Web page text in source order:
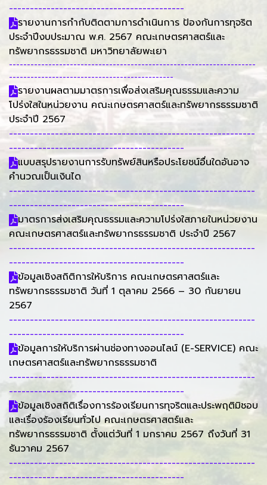
------------------------------------------
รายงานการกำกับติดตามการดำเนินการ ป้องกันการทุจริต
ประจำปีงบประมาณ พ.ศ. 2567 คณะเกษตรศาสตร์และ
ทรัพยากรธรรมชาติ มหาวิทยาลัยพะเยา
---------------------------------------------------------------------
----------------------------------------------
รายงานผลตามมาตรการเพื่อส่งเสริมคุณธรรมและความ
โปร่งใสในหน่วยงาน คณะเกษตรศาสตร์และทรัพยากรธรรมชาติ
ประจำปี 2567
-----------------------------------------------------------
------------------------------------------
แบบสรุปรายงานการรับทรัพย์สินหรือประโยชน์อื่นใดอันอาจ
คำนวณเป็นเงินได
-----------------------------------------------------------
------------------------------------------
มาตรการส่งเสริมคุณธรรมและความโปร่งใสภายในหน่วยงาน
คณะเกษตรศาสตร์และทรัพยากรธรรมชาติ ประจำปี 2567
-----------------------------------------------------------
------------------------------------------
ข้อมูลเชิงสถิติการให้บริการ คณะเกษตรศาสตร์และ
ทรัพยากรธรรมชาติ วันที่ 1 ตุลาคม 2566 – 30 กันยายน
2567
-----------------------------------------------------------
------------------------------------------
ข้อมูลการให้บริการผ่านช่องทางออนไลน์ (E-SERVICE) คณะ
เกษตรศาสตร์และทรัพยากรธรรมชาติ
-----------------------------------------------------------
------------------------------------------
ข้อมูลเชิงสถิติเรื่องการร้องเรียนการทุจริตและประพฤติมิชอบ
และเรื่องร้องเรียนทั่วไป คณะเกษตรศาสตร์และ
ทรัพยากรธรรมชาติ ตั้งแต่วันที่ 1 มกราคม 2567 ถึงวันที่ 31
ธันวาคม 2567
-----------------------------------------------------------
------------------------------------------